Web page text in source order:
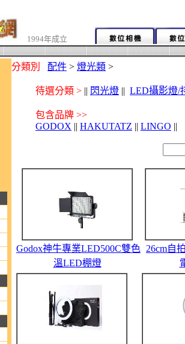
1994年成立
分類別 配件 > 燈光類 >
待選分類 > || 閃光燈 || LED攝影燈/
包含品牌 >>
GODOX || HAKUTATZ || LINGO ||
Godox神牛專業LED500C雙色
溫LED棚燈
26cm自